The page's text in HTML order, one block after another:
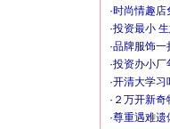
·时尚情趣店
·投资最小
·品牌服饰一
·投资办小厂
·开清大学习
· ２万开新
·尊重遇难遗